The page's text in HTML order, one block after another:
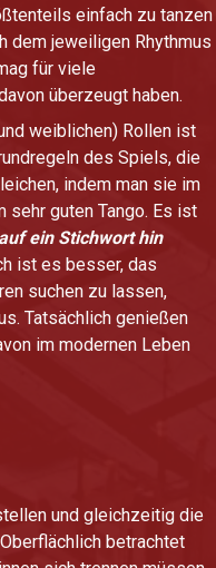
einfach zu tanzen
dem jeweiligen Rhythmus
für viele
überzeugt haben.
weiblichen) Rollen ist
des Spiels, die
indem man sie im
sehr guten Tango. Es ist
auf ein Stichwort hin
ist es besser, das
suchen zu lassen,
Tatsächlich genießen
im modernen Leben
und gleichzeitig die
betrachtet